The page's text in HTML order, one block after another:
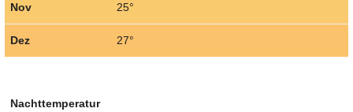
Nov 25°
Dez 27°
Nachttemperatur